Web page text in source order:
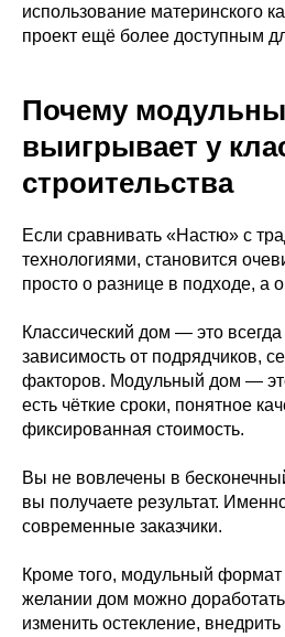
использование материнского
проект ещё более доступным
Почему
выигрывает у
строительства
Если сравнивать «Настю» с
технологиями, становится
просто о разнице в подходе, а
Классический дом — это
зависимость от подрядчиков,
факторов. Модульный дом —
есть чёткие сроки, понятное
фиксированная стоимость.
Вы не вовлечены в
вы получаете результат.
современные заказчики.
Кроме того, модульный формат
желании дом можно
изменить остекление,